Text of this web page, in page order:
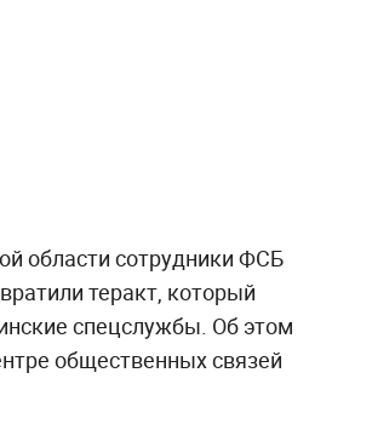
области сотрудники ФСБ
теракт, который
спецслужбы. Об этом
общественных связей